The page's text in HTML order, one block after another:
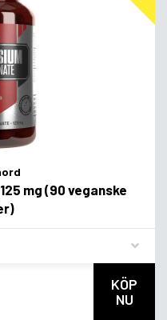
mg (90 veganske
KÖP
NU